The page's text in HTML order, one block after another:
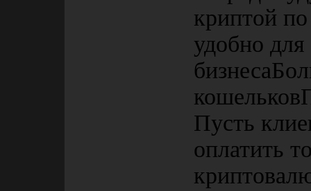
криптой
удобно
Пусть
оплатить